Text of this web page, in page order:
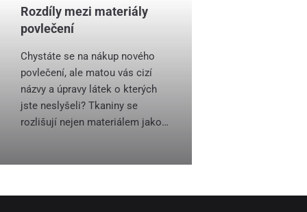
Rozdíly mezi materiály
povlečení
Chystáte se na nákup nového
povlečení, ale matou vás cizí
názvy a úpravy látek o kterých
jste neslyšeli? Tkaniny se
rozlišují nejen materiálem jako…